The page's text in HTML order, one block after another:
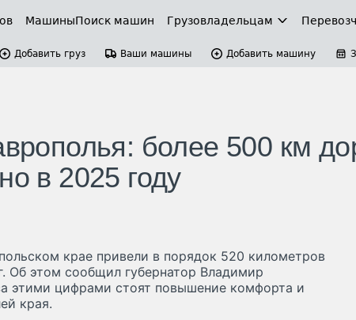
МашиныПоиск машин Грузовладельцам
Добавить груз Ваши машины Добавить машину
более 500 км
в 2025 году
крае привели в порядок 520 километров
Об этом сообщил губернатор Владимир
этими цифрами стоят повышение комфорта и
края.